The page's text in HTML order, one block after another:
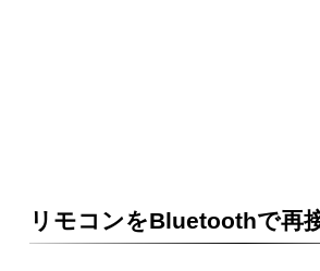
リモコンをBluetoothで再